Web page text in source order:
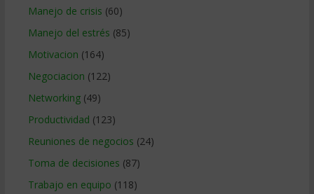
Manejo de crisis (60)
Manejo del estrés (85)
Motivacion (164)
Negociacion (122)
Networking(49)
Productividad (123)
Reuniones de negocios (24)
Toma de decisiones (87)
Trabajo en equipo (118)